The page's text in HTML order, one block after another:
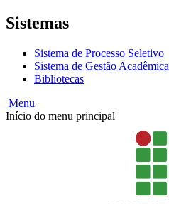
Sistemas
Sistema de Processo Seletivo
Sistema de Gestão Acadêmica
Bibliotecas
Menu
Início do menu principal